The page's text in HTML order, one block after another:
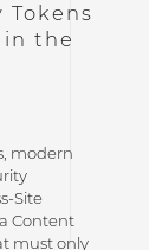
Tokens
in the
modern
Site
Content
must only